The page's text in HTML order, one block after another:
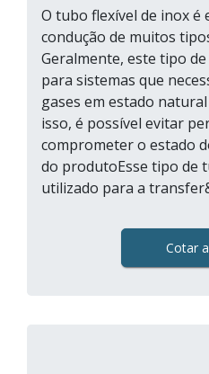
O tubo flexível de inox é
condução de muitos
Geralmente, este tipo
para sistemas que
gases em estado
isso, é possível evitar
comprometer o estado
do produtoEsse tipo de
utilizado para a
Cotar